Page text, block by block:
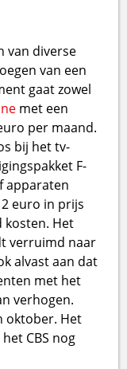
van diverse
van een
gaat zowel
met een
per maand.
bij het tv-
F-
apparaten
euro in prijs
kosten. Het
verruimd naar
alvast aan dat
met het
verhogen.
oktober. Het
CBS nog